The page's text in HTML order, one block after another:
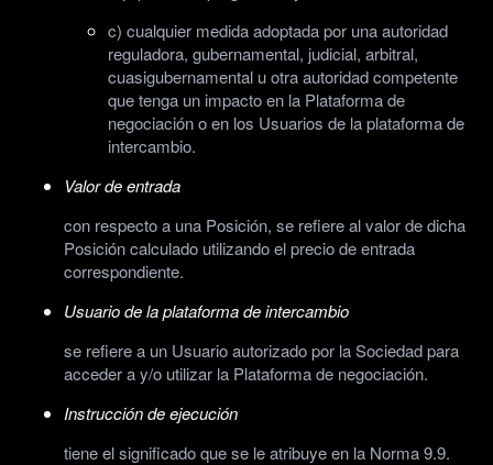
c) cualquier medida adoptada por una autoridad
reguladora, gubernamental, judicial, arbitral,
cuasigubernamental u otra autoridad competente
que tenga un impacto en la Plataforma de
negociación o en los Usuarios de la plataforma de
intercambio.
Valor de entrada
con respecto a una Posición, se refiere al valor de dicha
Posición calculado utilizando el precio de entrada
correspondiente.
Usuario de la plataforma de intercambio
se refiere a un Usuario autorizado por la Sociedad para
acceder a y/o utilizar la Plataforma de negociación.
Instrucción de ejecución
tiene el significado que se le atribuye en la Norma 9.9.